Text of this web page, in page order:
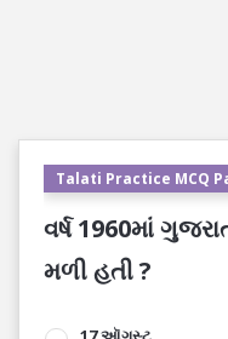
Talati Practice MCQ
વર્ષ 1960માં
મળી હતી ?